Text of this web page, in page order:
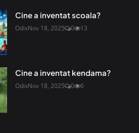
Cine a inventat scoala?
OdixNov 18, 2025 0 13
Cine a inventat kendama?
OdixNov 18, 2025 0 6